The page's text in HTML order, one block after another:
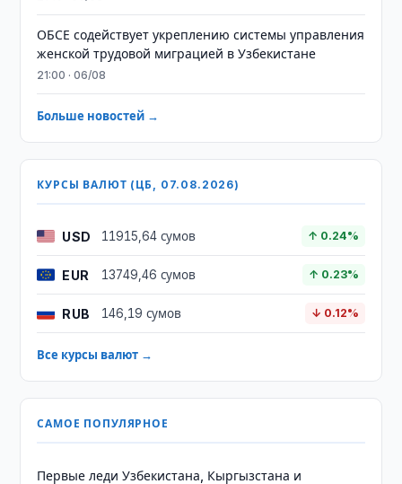
ОБСЕ содействует укреплению системы управления
женской трудовой миграцией в Узбекистане
21:00 · 06/08
Больше новостей →
КУРСЫ ВАЛЮТ (ЦБ, 07.08.2026)
USD 11915,64 сумов ↑ 0.24%
EUR 13749,46 сумов ↑ 0.23%
RUB 146,19 сумов ↓ 0.12%
Все курсы валют →
САМОЕ ПОПУЛЯРНОЕ
Первые леди Узбекистана, Кыргызстана и